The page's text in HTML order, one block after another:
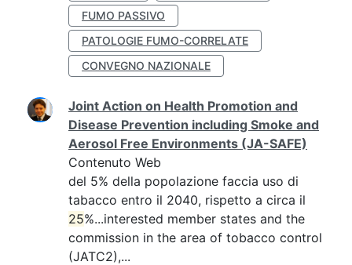
FUMO PASSIVO
PATOLOGIE FUMO-CORRELATE
CONVEGNO NAZIONALE
Joint Action on Health Promotion and
Disease Prevention including Smoke and
Aerosol Free Environments (JA-SAFE)
Contenuto Web
del 5% della popolazione faccia uso di
tabacco entro il 2040, rispetto a circa il
25%...interested member states and the
commission in the area of tobacco control
(JATC2),...